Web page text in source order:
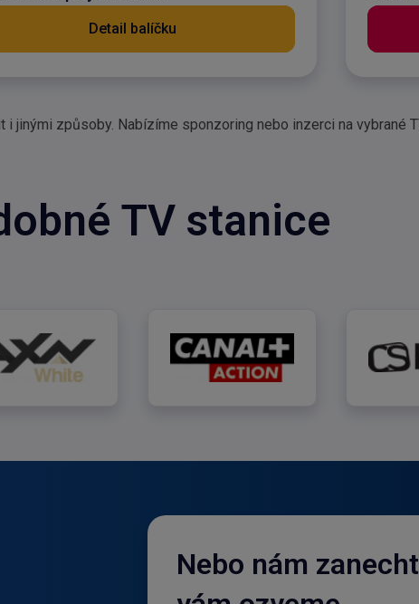
Detail balíčku
jinými způsoby. Nabízíme sponzoring nebo inzerci na vybrané
TV stanice
AXN White CANAL+ Action
Nebo nám